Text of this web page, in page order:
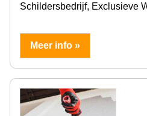
Schildersbedrijf, Exclusieve
Meer info »